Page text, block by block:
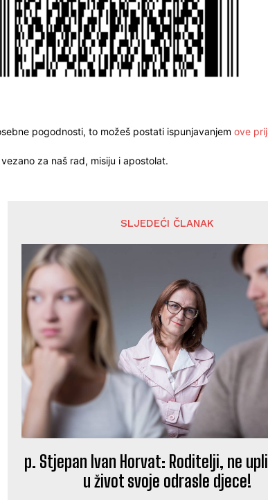
pogodnosti, to možeš postati ispunjavanjem ove
za naš rad, misiju i apostolat.
SLJEDEĆI ČLANAK
p. Stjepan Ivan Horvat: Roditelji, ne
u život svoje odrasle djece!